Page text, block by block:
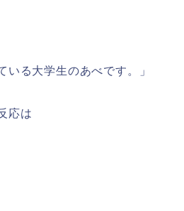
いる大学生のあべです。」
応は